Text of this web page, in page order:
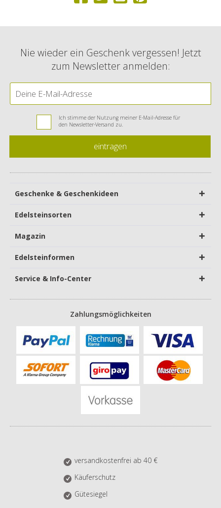
Nie wieder ein Geschenk vergessen! Jetzt
zum Newsletter anmelden:
Ich stimme der Nutzung meiner E-Mail-Adresse für
den Newsletter-Versand zu.
eintragen
Geschenke & Geschenkideen
Edelsteinsorten
Magazin
Edelsteinformen
Service & Info-Center
Zahlungsmöglichkeiten
versandkostenfrei ab 40 €
Käuferschutz
Gütesiegel